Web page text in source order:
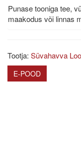
Punase tooniga tee,
maakodus või linnas
Tootja: Süvahavva
E-POOD